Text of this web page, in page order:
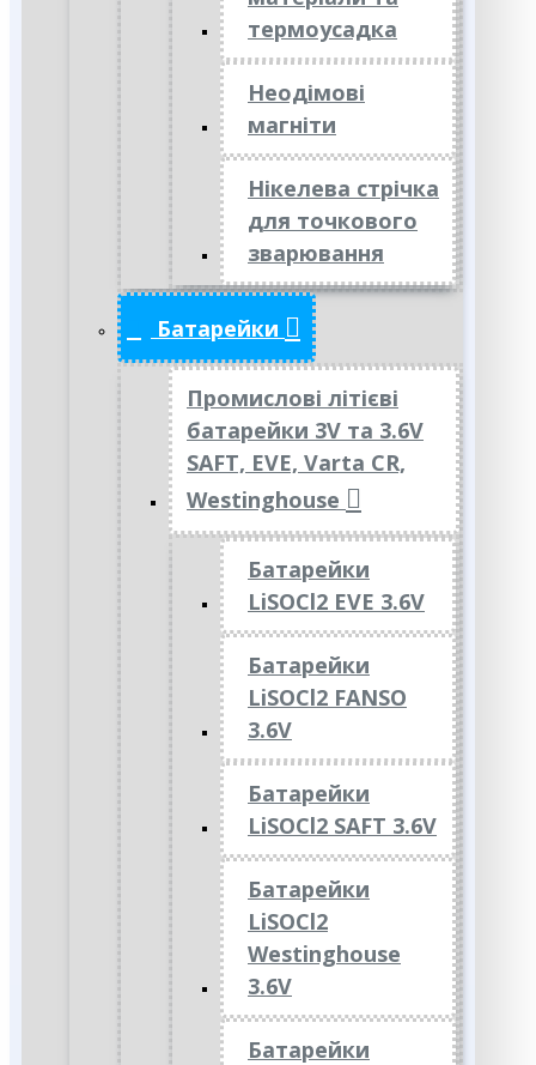
термоусадка
Неодімові
магніти
Нікелева стрічка
для точкового
зварювання
Батарейки
Промислові літієві
батарейки 3V та 3.6V
SAFT, EVE, Varta CR,
Westinghouse
Батарейки
LiSOCl2 EVE 3.6V
Батарейки
LiSOCl2 FANSO
3.6V
Батарейки
LiSOCl2 SAFT 3.6V
Батарейки
LiSOCl2
Westinghouse
3.6V
Батарейки